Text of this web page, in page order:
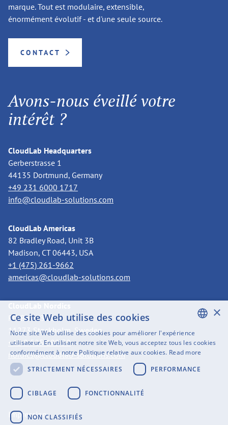
marque. Tout est modulaire, extensible,
énormément évolutif - et d'une seule source.
CONTACT
Avons-nous éveillé votre
intérêt ?
CloudLab Headquarters
Gerberstrasse 1
44135 Dortmund, Germany
+49 231 6000 1717
info@cloudlab-solutions.com
CloudLab Americas
82 Bradley Road, Unit 3B
Madison, CT 06443, USA
+1 (475) 261-9662
americas@cloudlab-solutions.com
PO Box 3318
11273 Stockholm, Sweden
+46 8 525 199 50
nordics@cloudlab-solutions.com
Impression
ENGLISH
SWEDISH
×
Ce site Web utilise des cookies
Notre site Web utilise des cookies pour améliorer l'expérience
utilisateur. En utilisant notre site Web, vous acceptez tous les cookies
conformément à notre Politique relative aux cookies. Read more
STRICTEMENT NÉCESSAIRES
PERFORMANCE
CIBLAGE FONCTIONNALITÉ
NON CLASSIFIÉS